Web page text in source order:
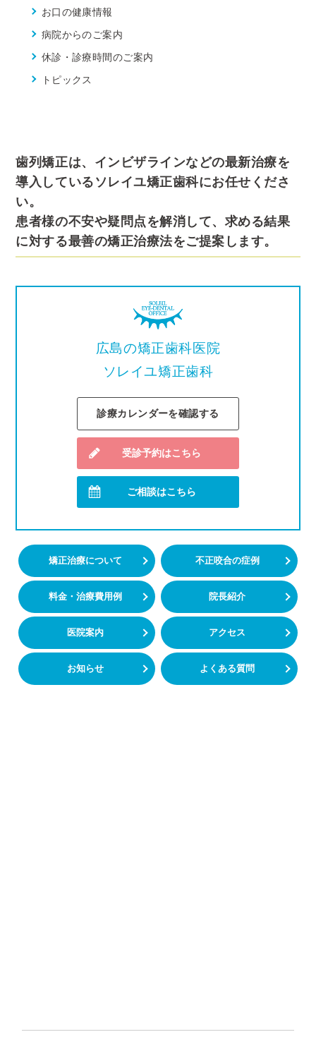
お口の健康情報
病院からのご案内
休診・診療時間のご案内
トピックス
歯列矯正は、インビザラインなどの最新治療を
導入しているソレイユ矯正歯科にお任せくださ
い。
患者様の不安や疑問点を解消して、求める結果
に対する最善の矯正治療法をご提案します。
広島の矯正歯科医院
ソレイユ矯正歯科
診療カレンダーを確認する
受診予約はこちら
ご相談はこちら
矯正治療について 不正咬合の症例
料金・治療費用例 院長紹介
医院案内 アクセス
お知らせ よくある質問